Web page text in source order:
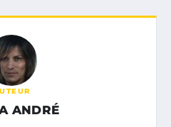
ANDRÉ